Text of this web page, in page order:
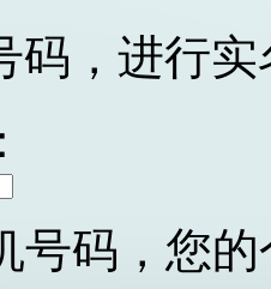
码，进行
号码，您